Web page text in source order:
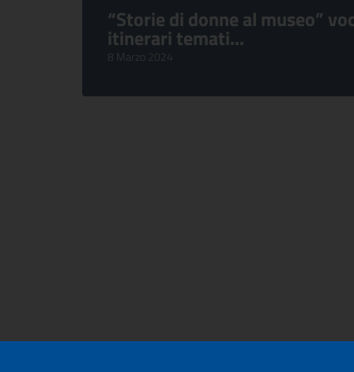
“Storie di donne al museo”
itinerari temati...
8 Marzo 2024